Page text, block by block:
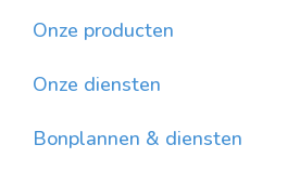
Onze producten
Kwalitatievepellets bestellen
Onze diensten
Waar pellets vinden?
Bonplannen & diensten